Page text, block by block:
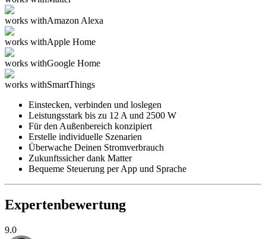
works withAmazon Alexa
works withApple Home
works withGoogle Home
works withSmartThings
Einstecken, verbinden und loslegen
Leistungsstark bis zu 12 A und 2500 W
Für den Außenbereich konzipiert
Erstelle individuelle Szenarien
Überwache Deinen Stromverbrauch
Zukunftssicher dank Matter
Bequeme Steuerung per App und Sprache
Expertenbewertung
9.0